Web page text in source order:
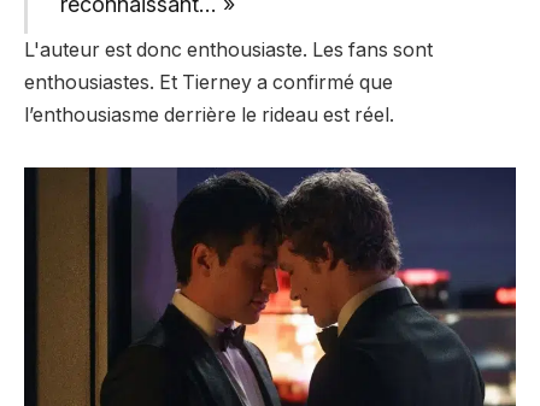
L'auteur est donc enthousiaste. Les fans sont
enthousiastes. Et Tierney a confirmé que
l’enthousiasme derrière le rideau est réel.